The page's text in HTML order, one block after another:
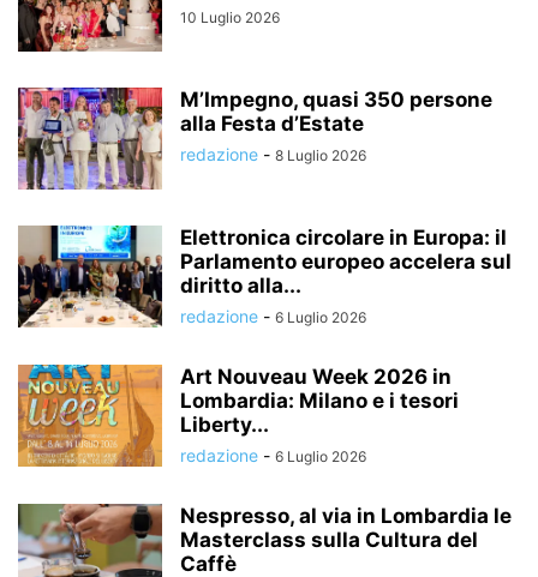
10 Luglio 2026
M’Impegno, quasi 350 persone
alla Festa d’Estate
redazione - 8 Luglio 2026
Elettronica circolare in Europa: il
Parlamento europeo accelera sul
diritto alla...
redazione - 6 Luglio 2026
Art Nouveau Week 2026 in
Lombardia: Milano e i tesori
Liberty...
redazione - 6 Luglio 2026
Nespresso, al via in Lombardia le
Masterclass sulla Cultura del
Caffè